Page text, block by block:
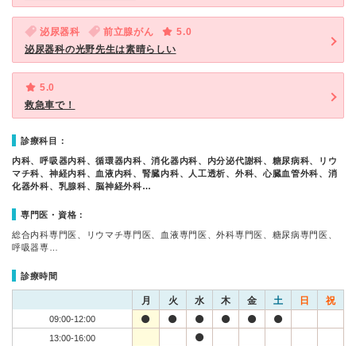
泌尿器科 前立腺がん
5.0
泌尿器科の光野先生は素晴らしい
5.0
救急車で！
診療科目：
内科、呼吸器内科、循環器内科、消化器内科、内分泌代謝科、糖尿病科、リウ
マチ科、神経内科、血液内科、腎臓内科、人工透析、外科、心臓血管外科、消
化器外科、乳腺科、脳神経外科…
専門医・資格：
総合内科専門医、リウマチ専門医、血液専門医、外科専門医、糖尿病専門医、
呼吸器専…
診療時間
月 火 水 木 金 土 日 祝
09:00-12:00
13:00-16:00